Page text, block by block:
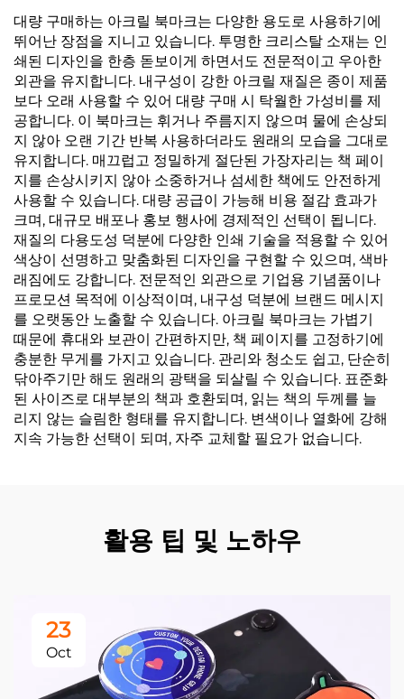
대량 구매하는 아크릴 북마크는 다양한 용도로 사용하기에
뛰어난 장점을 지니고 있습니다. 투명한 크리스탈 소재는 인
쇄된 디자인을 한층 돋보이게 하면서도 전문적이고 우아한
외관을 유지합니다. 내구성이 강한 아크릴 재질은 종이 제품
보다 오래 사용할 수 있어 대량 구매 시 탁월한 가성비를 제
공합니다. 이 북마크는 휘거나 주름지지 않으며 물에 손상되
지 않아 오랜 기간 반복 사용하더라도 원래의 모습을 그대로
유지합니다. 매끄럽고 정밀하게 절단된 가장자리는 책 페이
지를 손상시키지 않아 소중하거나 섬세한 책에도 안전하게
사용할 수 있습니다. 대량 공급이 가능해 비용 절감 효과가
크며, 대규모 배포나 홍보 행사에 경제적인 선택이 됩니다.
재질의 다용도성 덕분에 다양한 인쇄 기술을 적용할 수 있어
색상이 선명하고 맞춤화된 디자인을 구현할 수 있으며, 색바
래짐에도 강합니다. 전문적인 외관으로 기업용 기념품이나
프로모션 목적에 이상적이며, 내구성 덕분에 브랜드 메시지
를 오랫동안 노출할 수 있습니다. 아크릴 북마크는 가볍기
때문에 휴대와 보관이 간편하지만, 책 페이지를 고정하기에
충분한 무게를 가지고 있습니다. 관리와 청소도 쉽고, 단순히
닦아주기만 해도 원래의 광택을 되살릴 수 있습니다. 표준화
된 사이즈로 대부분의 책과 호환되며, 읽는 책의 두께를 늘
리지 않는 슬림한 형태를 유지합니다. 변색이나 열화에 강해
지속 가능한 선택이 되며, 자주 교체할 필요가 없습니다.
활용 팁 및 노하우
23
Oct